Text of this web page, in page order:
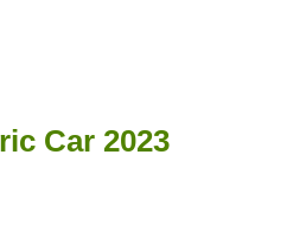
Car 2023